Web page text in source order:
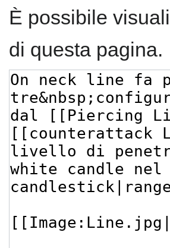
È possibile
di questa pagina.